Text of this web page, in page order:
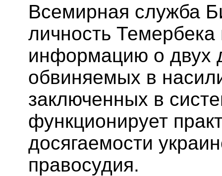
Всемирная служба
личность
информацию о двух
обвиняемых в
заключенных в
функционирует
досягаемости
правосудия.